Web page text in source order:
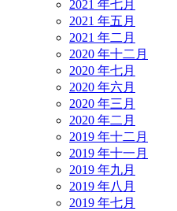
2021 年七月
2021 年五月
2021 年二月
2020 年十二月
2020 年七月
2020 年六月
2020 年三月
2020 年二月
2019 年十二月
2019 年十一月
2019 年九月
2019 年八月
2019 年七月